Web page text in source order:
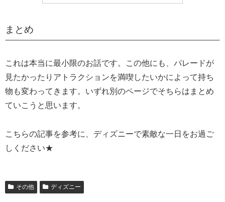
まとめ
これは本当に最小限のお話です。この他にも、パレードが
見たかったりアトラクションを満喫したいかによって持ち
物も変わってきます。いずれ別のページでそちらはまとめ
ていこうと思います。
こちらの記事を参考に、ディズニーで素敵な一日をお過ご
しください★
その他 ディズニー